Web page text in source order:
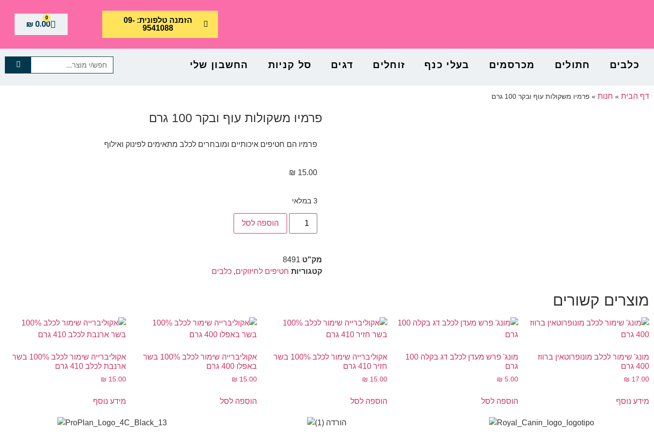
הזמנה טלפונית: 09-
9541088
₪0.00
0
כלבים חתולים מכרסמים בעלי כנף זוחלים דגים סל קניות החשבון שלי
דף הבית » חנות » פרמיו משקולות עוף ובקר 100 גרם
פרמיו משקולות עוף ובקר 100 גרם
פרמיו הם חטיפים איכותיים ומובחרים לכלב מתאימים לפינוק ואילוף
₪ 15.00
3 במלאי
הוספה לסל
מק"ט 8491
קטגוריות חטיפים לחיזוקים, כלבים
מוצרים קשורים
מונג' שימור לכלב מונופרוטאין ברווז
400 גרם
₪ 17.00
מידע נוסף
מונג' פרש מעדן לכלב דג בקלה 100
גרם
₪ 5.00
הוספה לסל
אקוליברייה שימור לכלב 100% בשר
חזיר 410 גרם
₪ 15.00
הוספה לסל
אקוליברייה שימור לכלב 100% בשר
באפלו 400 גרם
₪ 15.00
הוספה לסל
אקוליברייה שימור לכלב 100% בשר
ארנבת לכלב 410 גרם
₪ 15.00
מידע נוסף